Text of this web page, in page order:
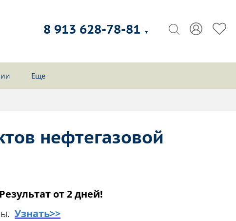
8 913 628-78-81 ▼
Еще
нефтегазовой
Результат от 2 дней!
Узнать>>